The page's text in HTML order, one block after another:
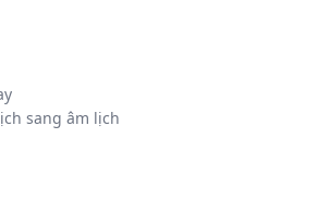
sang âm lịch